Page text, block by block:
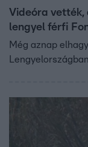
Videóra
lengyel férfi
Még aznap